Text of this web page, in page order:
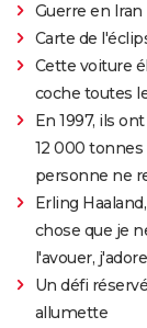
Guerre en Iran
Carte de
Cette voiture
coche toutes
En 1997, ils
12 000 tonnes
personne ne
Erling
chose que je
l'avouer,
Un défi
allumette